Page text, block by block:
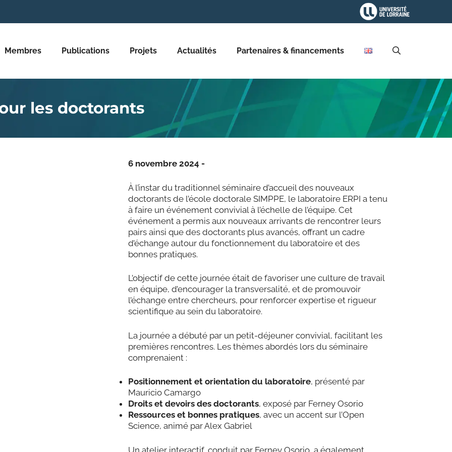
Membres Publications Projets Actualités Partenaires & financements
les doctorants
6 novembre 2024 -
À l’instar du traditionnel séminaire d’accueil des nouveaux
doctorants de l’école doctorale SIMPPE, le laboratoire ERPI a tenu
à faire un événement convivial à l’échelle de l’équipe. Cet
événement a permis aux nouveaux arrivants de rencontrer leurs
pairs ainsi que des doctorants plus avancés, offrant un cadre
d’échange autour du fonctionnement du laboratoire et des
bonnes pratiques.
L’objectif de cette journée était de favoriser une culture de travail
en équipe, d’encourager la transversalité, et de promouvoir
l’échange entre chercheurs, pour renforcer expertise et rigueur
scientifique au sein du laboratoire.
La journée a débuté par un petit-déjeuner convivial, facilitant les
premières rencontres. Les thèmes abordés lors du séminaire
comprenaient :
Positionnement et orientation du laboratoire, présenté par
Mauricio Camargo
Droits et devoirs des doctorants, exposé par Ferney Osorio
Ressources et bonnes pratiques, avec un accent sur l’Open
Science, animé par Alex Gabriel
Un atelier interactif, conduit par Ferney Osorio, a également